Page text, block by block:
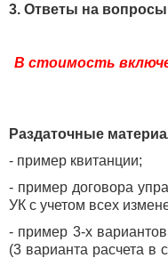
3. Ответы на
В стоимость
Раздаточные
- пример квитанции;
- пример договора
УК с учетом всех
- пример 3-х
(3 варианта расчета в